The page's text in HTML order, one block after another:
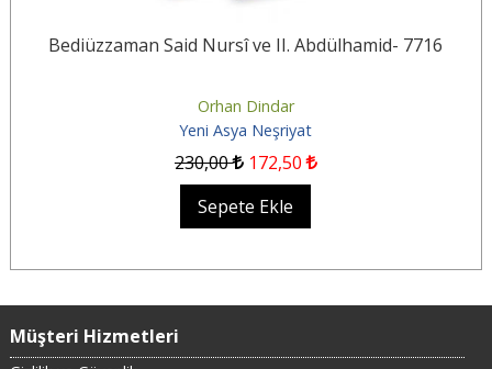
Bediüzzaman Said Nursî ve II. Abdülhamid- 7716
Orhan Dindar
Yeni Asya Neşriyat
230,00 172,50
Sepete Ekle
Müşteri Hizmetleri